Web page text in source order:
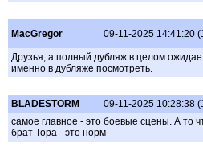
MacGregor 09-11-2025 14:41:20
Друзья, а полный дубляж в целом
именно в дубляже посмотреть.
BLADESTORM
09-11-2025 10:28:38
самое главное - это боевые сцены. А то
брат Тора - это норм